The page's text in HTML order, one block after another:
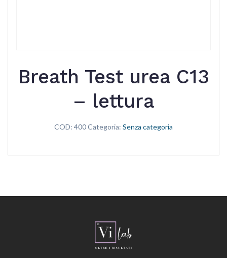
Breath Test urea C13
– lettura
COD: 400Categoria: Senza categoria